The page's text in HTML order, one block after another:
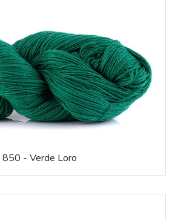
850 - Verde Loro